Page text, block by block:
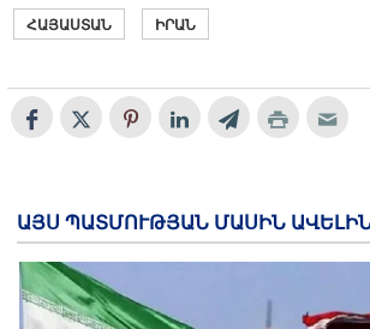
ՀԱՅԱՍՏԱՆ ԻՐԱՆ
ԱՅՍ ՊԱՏՄՈՒԹՅԱՆ ՄԱՍԻՆ